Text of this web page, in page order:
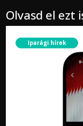
Olvasd el ezt
Iparági hírek